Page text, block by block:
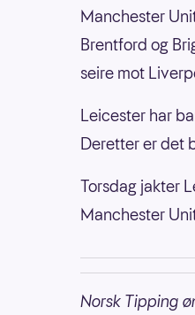
Manchester
Brentford og
seire mot
Leicester har
Deretter er det
Torsdag jakter
Manchester
Norsk Tipping